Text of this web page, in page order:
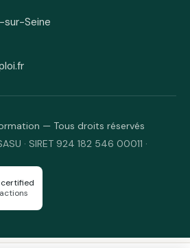
Seine
— Tous droits réservés
· SIRET 924 182 546 00011 ·
certified